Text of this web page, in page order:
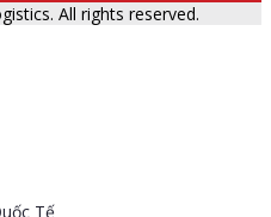
All rights reserved.
Tế